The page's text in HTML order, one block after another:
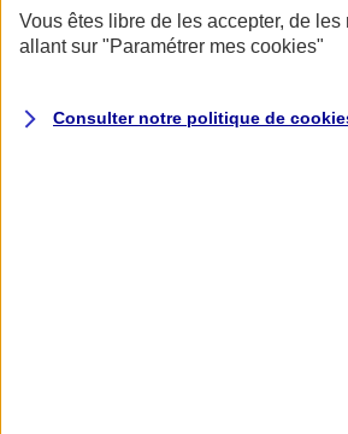
Assurance
transformation et de diversification
Vous êtes libre de les accepter, de
allant sur "Paramétrer mes cookies"
Consulter notre politique de